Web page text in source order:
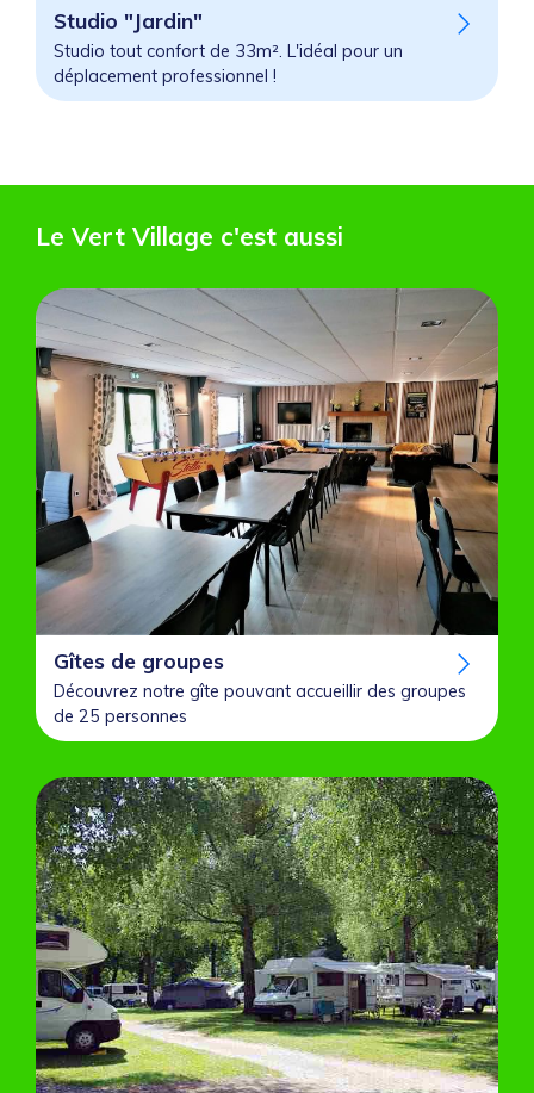
Studio "Jardin"
Studio tout confort de 33m². L'idéal pour un
déplacement professionnel !
Le Vert Village c'est aussi
Gîtes de groupes
Découvrez notre gîte pouvant accueillir des groupes
de 25 personnes